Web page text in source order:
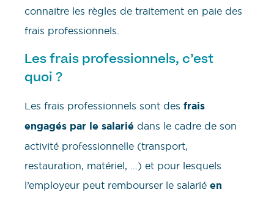
connaitre les règles de traitement en paie des
frais professionnels.
Les frais professionnels, c’est
quoi ?
Les frais professionnels sont des frais
engagés par le salarié dans le cadre de son
activité professionnelle (transport,
restauration, matériel, …) et pour lesquels
l’employeur peut rembourser le salarié en